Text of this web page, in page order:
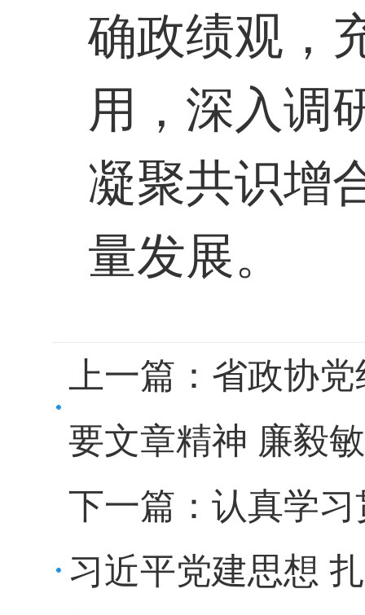
确政绩观，
用，深入调
凝聚共识增
量发展。
上一篇： 省政协
要文章精神 廉毅
下一篇： 认真学
习近平党建思想